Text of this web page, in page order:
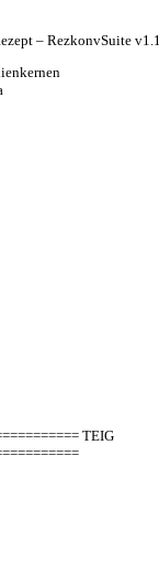
– RezkonvSuite v1.1
TEIG